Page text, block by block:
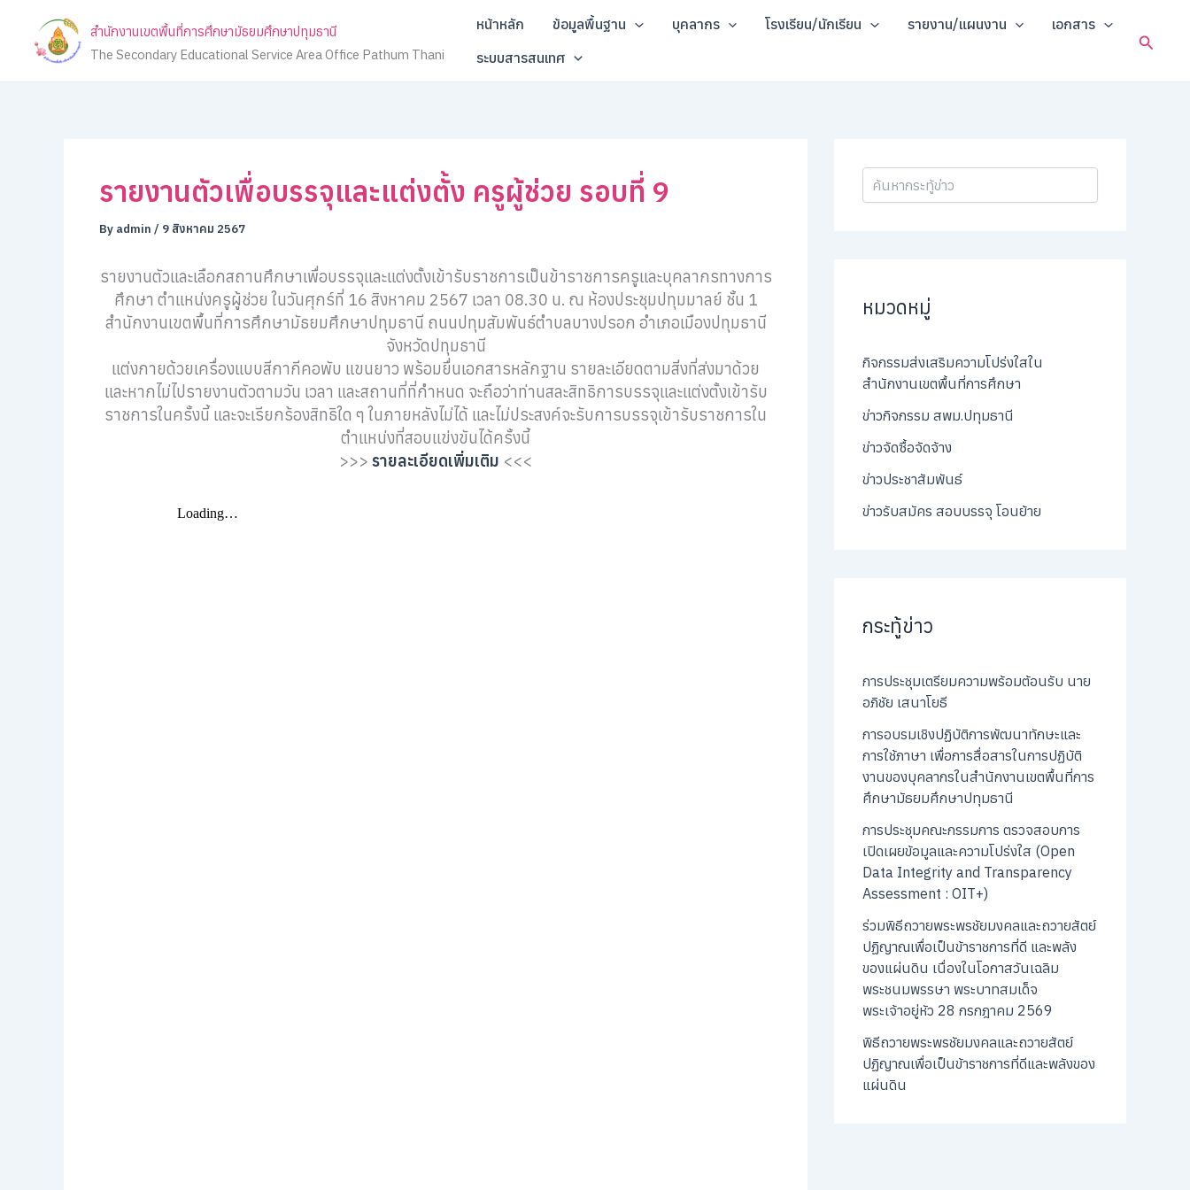
content
สำนักงานเขตพื้นที่การศึกษามัธยมศึกษาปทุมธานี
The Secondary Educational Service Area Office Pathum Thani
หน้าหลัก ข้อมูลพื้นฐาน บุคลากร โรงเรียน/นักเรียน รายงาน/แผนงาน
เอกสาร
ระบบสารสนเทศ
Search
รายงานตัวเพื่อบรรจุและแต่งตั้ง ครูผู้ช่วย รอบที่ 9
By admin / 9 สิงหาคม 2567
รายงานตัวและเลือกสถานศึกษาเพื่อบรรจุและแต่งตั้งเข้ารับราชการเป็นข้าราชการครูและบุคลากรทางการ
ศึกษา ตำแหน่งครูผู้ช่วย ในวันศุกร์ที่ 16 สิงหาคม 2567 เวลา 08.30 น. ณ ห้องประชุมปทุมมาลย์ ชั้น 1
สำนักงานเขตพื้นที่การศึกษามัธยมศึกษาปทุมธานี ถนนปทุมสัมพันธ์ตำบลบางปรอก อำเภอเมืองปทุมธานี
จังหวัดปทุมธานี
แต่งกายด้วยเครื่องแบบสีกากีคอพับ แขนยาว พร้อมยื่นเอกสารหลักฐาน รายละเอียดตามสิ่งที่ส่งมาด้วย
และหากไม่ไปรายงานตัวตามวัน เวลา และสถานที่ที่กำหนด จะถือว่าท่านสละสิทธิการบรรจุและแต่งตั้งเข้ารับ
ราชการในครั้งนี้ และจะเรียกร้องสิทธิใด ๆ ในภายหลังไม่ได้ และไม่ประสงค์จะรับการบรรจุเข้ารับราชการใน
ตำแหน่งที่สอบแข่งขันได้ครั้งนี้
>>> รายละเอียดเพิ่มเติม <<<
หมวดหมู่
กิจกรรมส่งเสริมความโปร่งใสใน
สำนักงานเขตพื้นที่การศึกษา
ข่าวกิจกรรม สพม.ปทุมธานี
ข่าวจัดซื้อจัดจ้าง
ข่าวประชาสัมพันธ์
ข่าวรับสมัคร สอบบรรจุ โอนย้าย
กระทู้ข่าว
การประชุมเตรียมความพร้อมต้อนรับ นาย
อภิชัย เสนาโยธี
การอบรมเชิงปฏิบัติการพัฒนาทักษะและ
การใช้ภาษา เพื่อการสื่อสารในการปฏิบัติ
งานของบุคลากรในสำนักงานเขตพื้นที่การ
ศึกษามัธยมศึกษาปทุมธานี
การประชุมคณะกรรมการ ตรวจสอบการ
เปิดเผยข้อมูลและความโปร่งใส (Open
Data Integrity and Transparency
Assessment : OIT+)
ร่วมพิธีถวายพระพรชัยมงคลและถวายสัตย์
ปฏิญาณเพื่อเป็นข้าราชการที่ดี และพลัง
ของแผ่นดิน เนื่องในโอกาสวันเฉลิม
พระชนมพรรษา พระบาทสมเด็จ
พระเจ้าอยู่หัว 28 กรกฎาคม 2569
พิธีถวายพระพรชัยมงคลและถวายสัตย์
ปฏิญาณเพื่อเป็นข้าราชการที่ดีและพลังของ
แผ่นดิน